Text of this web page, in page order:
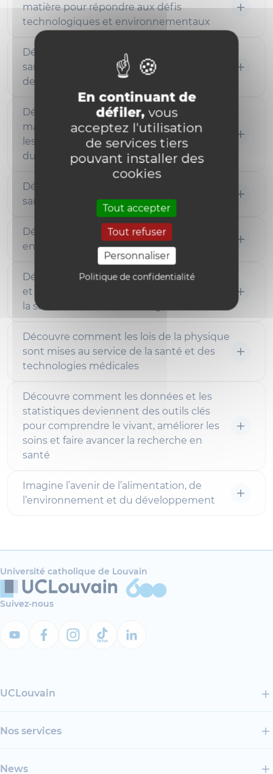
En continuant de
défiler,vous
acceptez l'utilisation
de services tiers
pouvant installer des
cookies
Tout accepter
Tout refuser
Personnaliser
Politique de confidentialité
matière pour répondre aux défis
technologiques et environnementaux
Découvre comment allier technologie et
santé pour révolutionner la médecine de
demain
Découvre comment allier science des
matériaux et biotechnologies pour relever
les défis de la santé, du développement
durable et de l’innovation technologique.
Découvre l’informatique pour innover en
santé et biotechnologies
Découvre la santé animale au cœur des
enjeux de santé et de biotechnologies
Découvre le vivant à l’échelle des cellules
et des molécules pour relever les défis de
la santé et des biotechnologies
Découvre comment les lois de la physique
sont mises au service de la santé et des
technologies médicales
Découvre comment les données et les
statistiques deviennent des outils clés
pour comprendre le vivant, améliorer les
soins et faire avancer la recherche en
santé
Imagine l’avenir de l’alimentation, de
l’environnement et du développement
Université catholique de Louvain
Suivez-nous
UCLouvain
Nos services
News